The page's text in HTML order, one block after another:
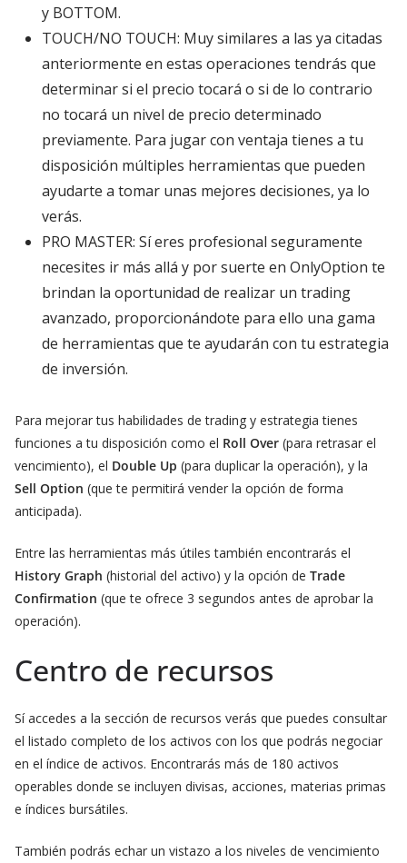
y BOTTOM.
TOUCH/NO TOUCH: Muy similares a las ya citadas
anteriormente en estas operaciones tendrás que
determinar si el precio tocará o si de lo contrario
no tocará un nivel de precio determinado
previamente. Para jugar con ventaja tienes a tu
disposición múltiples herramientas que pueden
ayudarte a tomar unas mejores decisiones, ya lo
verás.
PRO MASTER: Sí eres profesional seguramente
necesites ir más allá y por suerte en OnlyOption te
brindan la oportunidad de realizar un trading
avanzado, proporcionándote para ello una gama
de herramientas que te ayudarán con tu estrategia
de inversión.
Para mejorar tus habilidades de trading y estrategia tienes
funciones a tu disposición como el Roll Over (para retrasar el
vencimiento), el Double Up (para duplicar la operación), y la
Sell Option (que te permitirá vender la opción de forma
anticipada).
Entre las herramientas más útiles también encontrarás el
History Graph (historial del activo) y la opción de Trade
Confirmation (que te ofrece 3 segundos antes de aprobar la
operación).
Centro de recursos
Sí accedes a la sección de recursos verás que puedes consultar
el listado completo de los activos con los que podrás negociar
en el índice de activos. Encontrarás más de 180 activos
operables donde se incluyen divisas, acciones, materias primas
e índices bursátiles.
También podrás echar un vistazo a los niveles de vencimiento